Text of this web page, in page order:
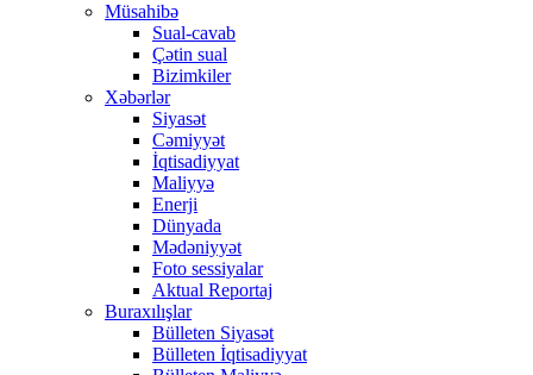
Müsahibə
Sual-cavab
Çətin sual
Bizimkiler
Xəbərlər
Siyasət
Cəmiyyət
İqtisadiyyat
Maliyyə
Enerji
Dünyada
Mədəniyyət
Foto sessiyalar
Aktual Reportaj
Buraxılışlar
Bülleten Siyasət
Bülleten İqtisadiyyat